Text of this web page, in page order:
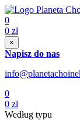
0
0 zł
×
Napisz do nas
0
0 zł
Według typu